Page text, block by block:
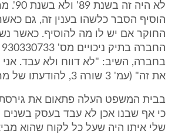
לא היה
הוסיף הסבר כלשהו בענין זה, גם
החוקר אם יש לו מה להוסיף. כאשר
בחברה, השיב: "לא דווח ולא עבד. אני
את זה" (עמ' 3 שורה 3, להודעתו של מר אבנר וונטורה).
בבית המשפט העלה פתאום את
כי אף שבנו אכן לא עבד בעסק בשנים
שלי איתו היה שעל כל לקוח שהוא